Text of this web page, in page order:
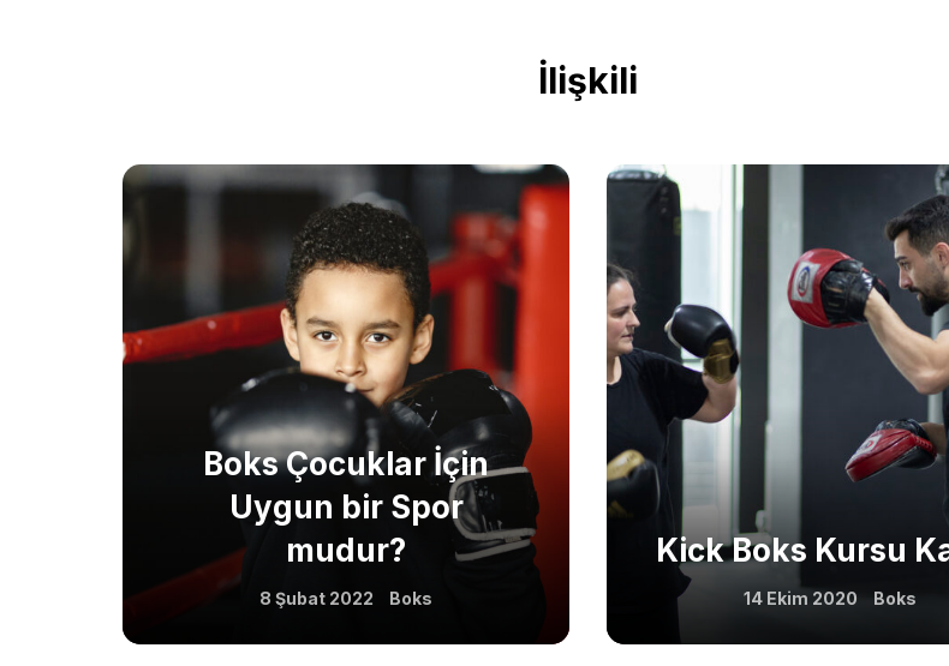
İlişkili
Boks Çocuklar İçin
Uygun bir Spor
mudur?
8 Şubat 2022 Boks
Kick Boks Kursu
14 Ekim 2020 Boks